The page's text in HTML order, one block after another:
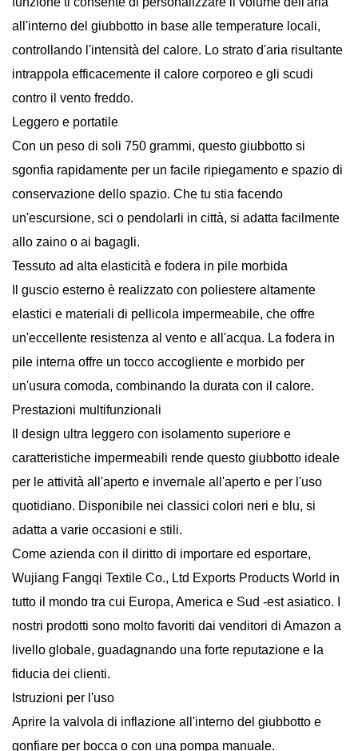
all'interno del giubbotto in base alle temperature locali,
controllando l'intensità del calore. Lo strato d'aria risultante
intrappola efficacemente il calore corporeo e gli scudi
contro il vento freddo.
Leggero e portatile
Con un peso di soli 750 grammi, questo giubbotto si
sgonfia rapidamente per un facile ripiegamento e spazio di
conservazione dello spazio. Che tu stia facendo
un'escursione, sci o pendolarli in città, si adatta facilmente
allo zaino o ai bagagli.
Tessuto ad alta elasticità e fodera in pile morbida
Il guscio esterno è realizzato con poliestere altamente
elastici e materiali di pellicola impermeabile, che offre
un'eccellente resistenza al vento e all'acqua. La fodera in
pile interna offre un tocco accogliente e morbido per
un'usura comoda, combinando la durata con il calore.
Prestazioni multifunzionali
Il design ultra leggero con isolamento superiore e
caratteristiche impermeabili rende questo giubbotto ideale
per le attività all'aperto e invernale all'aperto e per l'uso
quotidiano. Disponibile nei classici colori neri e blu, si
adatta a varie occasioni e stili.
Come azienda con il diritto di importare ed esportare,
Wujiang Fangqi Textile Co., Ltd Exports Products World in
tutto il mondo tra cui Europa, America e Sud -est asiatico. I
nostri prodotti sono molto favoriti dai venditori di Amazon a
livello globale, guadagnando una forte reputazione e la
fiducia dei clienti.
Istruzioni per l'uso
Aprire la valvola di inflazione all'interno del giubbotto e
gonfiare per bocca o con una pompa manuale.